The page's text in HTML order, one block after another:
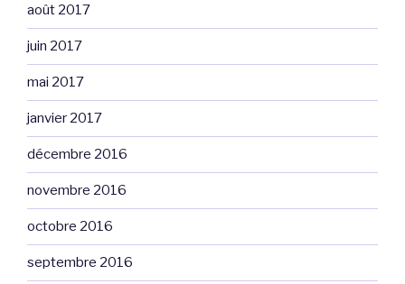
août 2017
juin 2017
mai 2017
janvier 2017
décembre 2016
novembre 2016
octobre 2016
septembre 2016